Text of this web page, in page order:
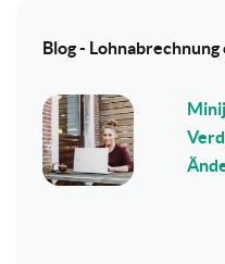
Blog - Lohnabrechnung